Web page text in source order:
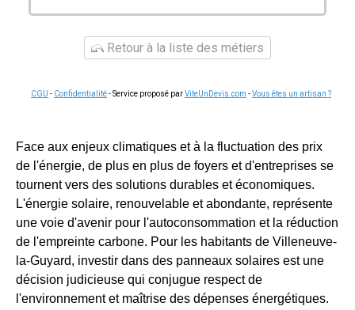
Retour à la liste des métiers
CGU - Confidentialité- Service proposé parViteUnDevis.com -Vous êtes un artisan ?
Face aux enjeux climatiques et à la fluctuation des prix
de l'énergie, de plus en plus de foyers et d'entreprises se
tournent vers des solutions durables et économiques.
L'énergie solaire, renouvelable et abondante, représente
une voie d'avenir pour l'autoconsommation et la réduction
de l'empreinte carbone. Pour les habitants de Villeneuve-
la-Guyard, investir dans des panneaux solaires est une
décision judicieuse qui conjugue respect de
l'environnement et maîtrise des dépenses énergétiques.